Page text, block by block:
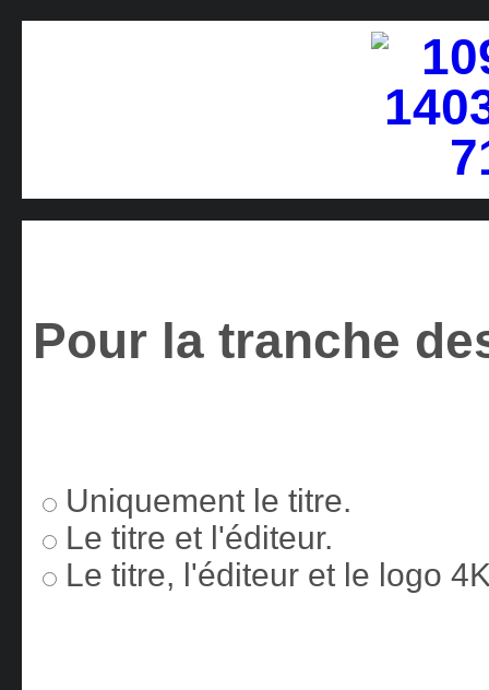
Pour la tranche
Uniquement le titre.
Le titre et l'éditeur.
Le titre, l'éditeur et le logo